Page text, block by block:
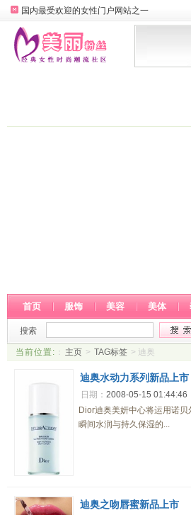
国内最受欢迎的女性门户网站之一
首页 服饰 美容 美体
搜索
当前位置: ： 主页 > TAG标签 > 迪奥
迪奥水动力系列新品上市
日期： 2008-05-15 01:44:46
Dior迪奥美妍中心将运用诺
瞬间水润与持久保湿的...
迪奥之吻唇蜜新品上市